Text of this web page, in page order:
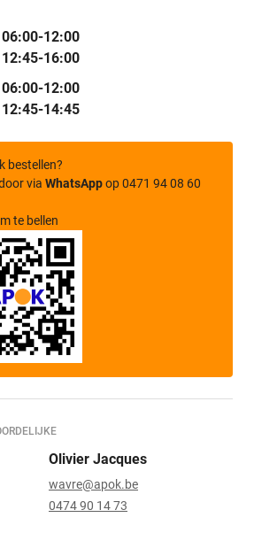
06:00-12:00
12:45-16:00
06:00-12:00
12:45-14:45
bestellen?
via WhatsAppop 0471 94 08 60
te bellen
Olivier Jacques
wavre@apok.be
0474 90 14 73